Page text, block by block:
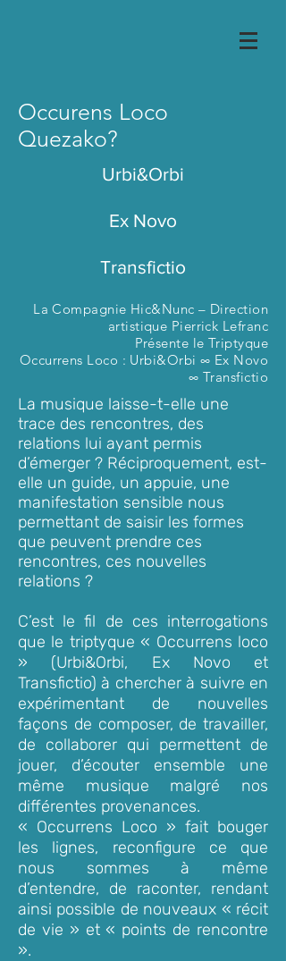
Occurens Loco
Quezako?
Urbi&Orbi
Ex Novo
Transfictio
La Compagnie Hic&Nunc – Direction
artistique Pierrick Lefranc
Présente le Triptyque
Occurrens Loco : Urbi&Orbi ∞ Ex Novo
∞ Transfictio
La musique laisse-t-elle une
trace des rencontres, des
relations lui ayant permis
d’émerger ? Réciproquement, est-
elle un guide, un appuie, une
manifestation sensible nous
permettant de saisir les formes
que peuvent prendre ces
rencontres, ces nouvelles
relations ?
C’est le fil de ces interrogations
que le triptyque « Occurrens loco
» (Urbi&Orbi, Ex Novo et
Transfictio) à chercher à suivre en
expérimentant de nouvelles
façons de composer, de travailler,
de collaborer qui permettent de
jouer, d’écouter ensemble une
même musique malgré nos
différentes provenances.
« Occurrens Loco » fait bouger
les lignes, reconfigure ce que
nous sommes à même
d’entendre, de raconter, rendant
ainsi possible de nouveaux « récit
de vie » et « points de rencontre
».